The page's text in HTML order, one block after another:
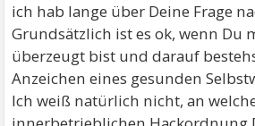
ich hab lange über Deine Frage
Grundsätzlich ist es ok, wenn Du
überzeugt bist und darauf
Anzeichen eines gesunden
Ich weiß natürlich nicht, an